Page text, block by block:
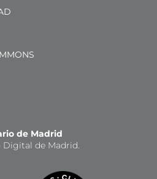
de Madrid
Digital de Madrid.